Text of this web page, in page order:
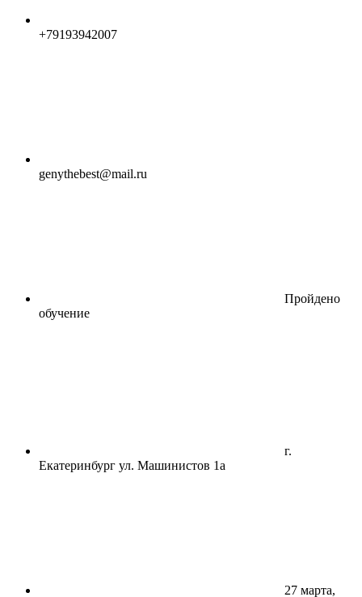
+79193942007
genythebest@mail.ru
Пройдено
обучение
г.
Екатеринбург ул. Машинистов 1а
27 марта,